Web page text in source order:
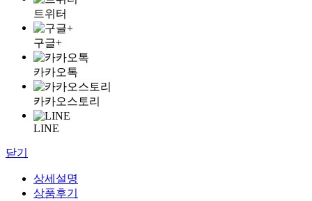
트위터
구글+
카카오톡
카카오스토리
LINE
닫기
상세설명
상품후기